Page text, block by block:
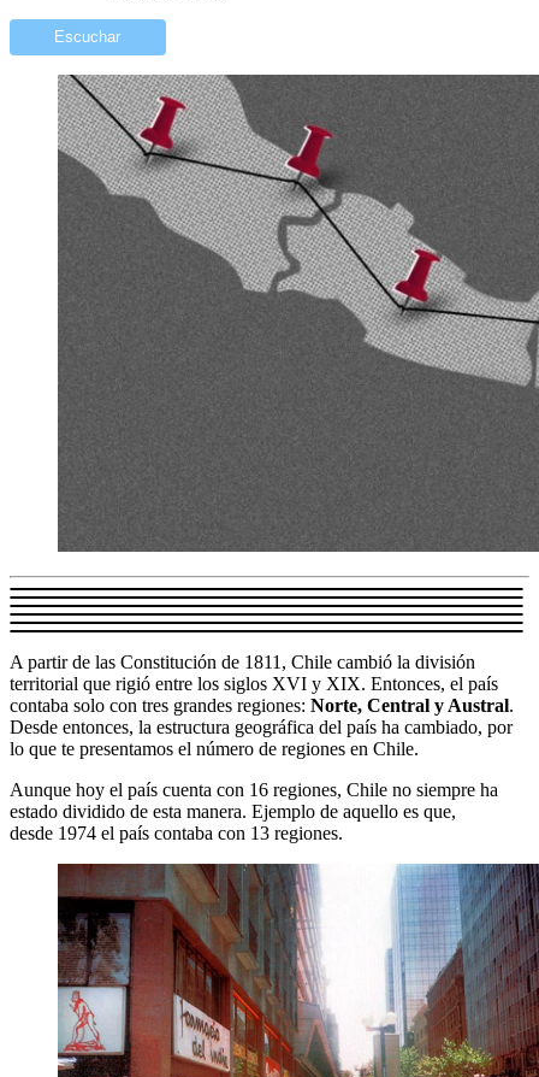
Escuchar
A partir de las Constitución de 1811, Chile cambió la división
territorial que rigió entre los siglos XVI y XIX. Entonces, el país
contaba solo con tres grandes regiones: Norte, Central y Austral.
Desde entonces, la estructura geográfica del país ha cambiado, por
lo que te presentamos el número de regiones en Chile.
Aunque hoy el país cuenta con 16 regiones, Chile no siempre ha
estado dividido de esta manera. Ejemplo de aquello es que,
desde 1974 el país contaba con 13 regiones.